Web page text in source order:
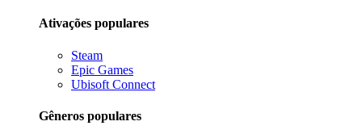
Ativações populares
Steam
Epic Games
Ubisoft Connect
Gêneros populares